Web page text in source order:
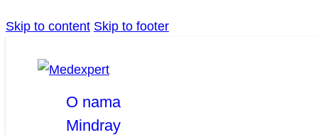
Skip to content Skip to footer
O nama
Mindray